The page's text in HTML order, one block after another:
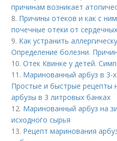
причинам возникает
8. Причины отеков и как с
почечные отеки от сердечных
9. Как устранить
Определение болезни.
10.Отек Квинке у детей.
11. Маринованный арбуз в 3-
Простые и быстрые рецепты
арбузы в 3 литровых банках
12. Маринованный арбуз на
исходного сырья
13. Рецепт маринования